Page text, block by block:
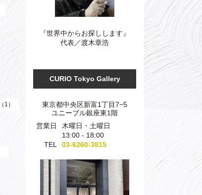
1）
『世界中からお探しします』
代表／渡木章浩
CURIO Tokyo Gallery
東京都中央区新富1丁目7−5
ユニーブル銀座東1階
営業日
木曜日・土曜日
13:00 - 18:00
TEL
03-6260-3815